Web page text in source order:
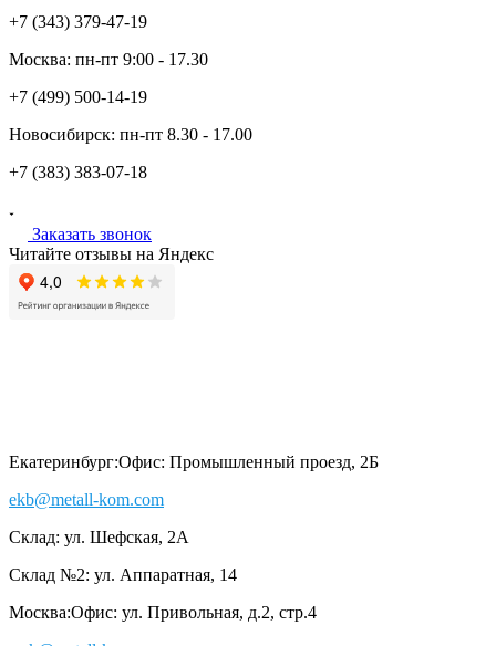
+7 (343) 379-47-19
Москва: пн-пт 9:00 - 17.30
+7 (499) 500-14-19
Новосибирск: пн-пт 8.30 - 17.00
+7 (383) 383-07-18
Заказать звонок
Читайте отзывы на Яндекс
Екатеринбург:Офис: Промышленный проезд, 2Б
ekb@metall-kom.com
Склад: ул. Шефская, 2А
Склад №2: ул. Аппаратная, 14
Москва:Офис: ул. Привольная, д.2, стр.4